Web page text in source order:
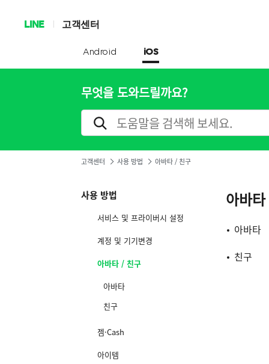
LINE 고객센터
Android iOS
무엇을 도와드릴까요?
고객센터 사용 방법 아바타 / 친구
사용 방법
서비스 및 프라이버시 설정
계정 및 기기변경
아바타 / 친구
아바타
친구
젬·Cash
아이템
아바
아바타
친구